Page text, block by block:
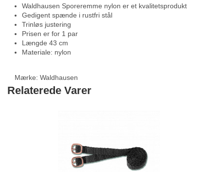
Waldhausen Sporeremme nylon er et kvalitetsprodukt
Gedigent spænde i rustfri stål
Trinløs justering
Prisen er for 1 par
Længde 43 cm
Materiale: nylon
Mærke: Waldhausen
Relaterede Varer